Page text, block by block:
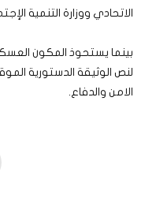
الاتحادي ووزارة التنمية
بينما يستحوذ المكون
لنص الوثيقة الدستورية
الامن والدفاع.